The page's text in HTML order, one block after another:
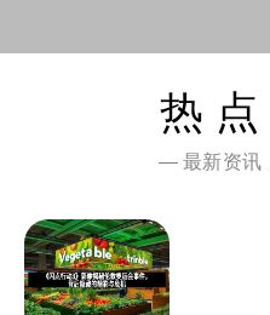
热
— 最新资讯